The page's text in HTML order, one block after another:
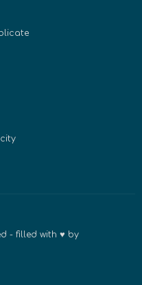
- filled with ♥ by